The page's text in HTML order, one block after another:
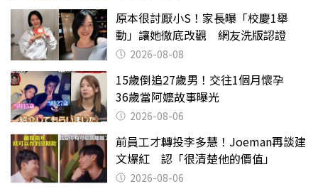
原本很討厭小S！家長曝「校慶1舉
動」讓她徹底改觀 網友洗版認證
2026-08-08
15歲倒追27歲男！交往1個月懷孕
36歲當阿嬤故事曝光
2026-08-06
前員工才轉投李多慧！Joeman再談建
文爆紅 認「很清楚他的價值」
2026-08-06